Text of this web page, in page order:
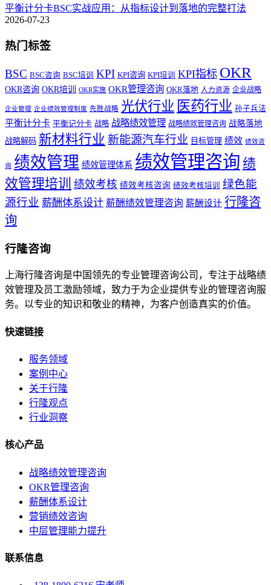
平衡计分卡BSC实战应用：从指标设计到落地的完整打法
2026-07-23
热门标签
BSC BSC咨询 BSC培训 KPI KPI咨询 KPI培训 KPI指标 OKR
OKR咨询 OKR培训 OKR实施 OKR管理咨询 OKR落地 人力资源 企业战略
企业管理 企业绩效管理制度 先胜战略 光伏行业 医药行业 孙子兵法
平衡计分卡 平衡记分卡 战略 战略绩效管理 战略绩效管理咨询 战略落地
战略解码 新材料行业 新能源汽车行业 目标管理 绩效 绩效咨
询 绩效管理 绩效管理体系 绩效管理咨询 绩
效管理培训 绩效考核 绩效考核咨询 绩效考核培训
绿色能
源行业 薪酬体系设计 薪酬绩效管理咨询 薪酬设计 行隆咨
询
行隆咨询
上海行隆咨询是中国领先的专业管理咨询公司，专注于战略绩
效管理及员工激励领域，致力于为企业提供专业的管理咨询服
务。以专业的知识和敬业的精神，为客户创造真实的价值。
快速链接
服务领域
案例中心
关于行隆
行隆观点
行业洞察
核心产品
战略绩效管理咨询
OKR管理咨询
薪酬体系设计
营销绩效咨询
中层管理能力提升
联系信息